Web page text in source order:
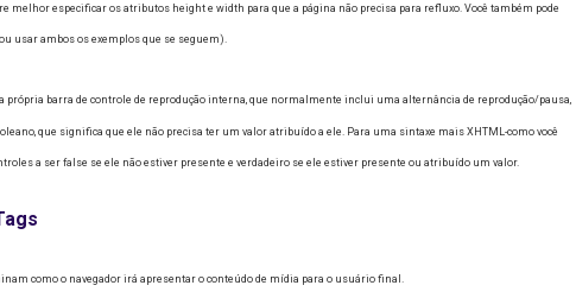
melhor especificar os atributos height e width para que a página não precisa para refluxo. Você também pode
usar ambos os exemplos que se seguem).
própria barra de controle de reprodução interna, que normalmente inclui uma alternância de reprodução/pausa,
que significa que ele não precisa ter um valor atribuído a ele. Para uma sintaxe mais XHTML-como você
a ser false se ele não estiver presente e verdadeiro se ele estiver presente ou atribuído um valor.
como o navegador irá apresentar o conteúdo de mídia para o usuário final.